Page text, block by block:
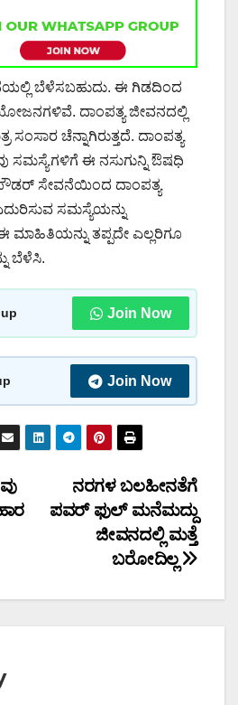
ಬೆಳೆಸಬಹುದು. ಈ ಗಿಡದಿಂದ
ದಾಂಪತ್ಯ ಜೀವನದಲ್ಲಿ
ಸಂಸಾರ ಚೆನ್ನಾಗಿರುತ್ತದೆ. ದಾಂಪತ್ಯ
ಸಮಸ್ಯೆಗಳಿಗೆ ಈ ನಸುಗುನ್ನಿ ಔಷಧಿ
ಸೇವನೆಯಿಂದ ದಾಂಪತ್ಯ
ಸಮಸ್ಯೆಯನ್ನು
ಮಾಹಿತಿಯನ್ನು ತಪ್ಪದೇ ಎಲ್ಲರಿಗೂ
ಬೆಳೆಸಿ.
Join Now
Join Now
ನರಗಳ ಬಲಹೀನತೆಗೆ
ಪವರ್ ಫುಲ್ ಮನೆಮದ್ದು
ಜೀವನದಲ್ಲಿ ಮತ್ತೆ
ಬರೋದಿಲ್ಲ